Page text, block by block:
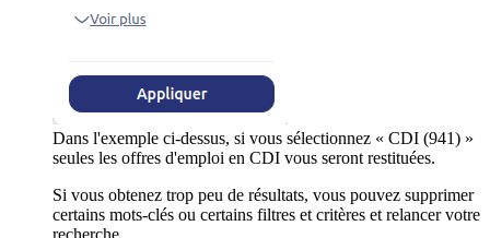
Dans l'exemple ci-dessus, si vous sélectionnez « CDI (941) »
seules les offres d'emploi en CDI vous seront restituées.
Si vous obtenez trop peu de résultats, vous pouvez supprimer
certains mots-clés ou certains filtres et critères et relancer votre
recherche.